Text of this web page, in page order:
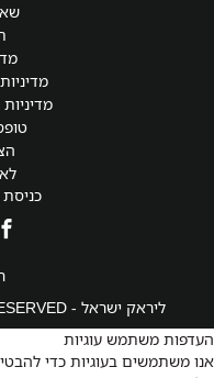
ליראק ישראל - Lierac IL © 2026 ALL RIGHTS RESERVED
העדפות משתמש עוגיות
אנו משתמשים בעוגיות כדי